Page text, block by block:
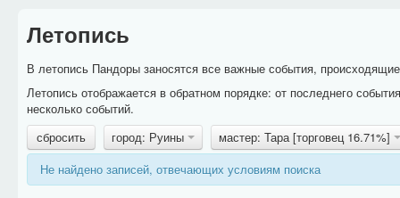
Летопись
В летопись Пандоры заносятся все важные события,
Летопись отображается в обратном порядке: от последнего
несколько событий.
сбросить
город: Руины
мастер: Тара [торговец 16.71%]
Не найдено записей, отвечающих условиям поиска